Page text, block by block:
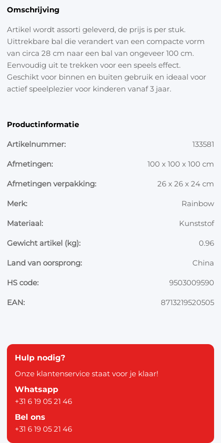
Omschrijving
Artikel wordt assorti geleverd, de prijs is per stuk.
Uittrekbare bal die verandert van een compacte vorm
van circa 28 cm naar een bal van ongeveer 100 cm.
Eenvoudig uit te trekken voor een speels effect.
Geschikt voor binnen en buiten gebruik en ideaal voor
actief speelplezier voor kinderen vanaf 3 jaar.
Productinformatie
Artikelnummer: 133581
Afmetingen: 100 x 100 x 100 cm
Afmetingen verpakking: 26 x 26 x 24 cm
Merk: Rainbow
Materiaal: Kunststof
Gewicht artikel (kg): 0.96
Land van oorsprong: China
HS code: 9503009590
EAN: 8713219520505
Hulp nodig?
Onze klantenservice staat voor je klaar!
Whatsapp
+31 6 19 05 21 46
Bel ons
+31 6 19 05 21 46